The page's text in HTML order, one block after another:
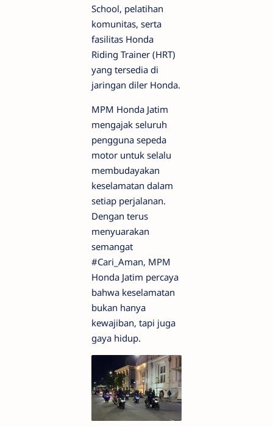
School, pelatihan
komunitas, serta
fasilitas Honda
Riding Trainer (HRT)
yang tersedia di
jaringan diler Honda.
MPM Honda Jatim
mengajak seluruh
pengguna sepeda
motor untuk selalu
membudayakan
keselamatan dalam
setiap perjalanan.
Dengan terus
menyuarakan
semangat
#Cari_Aman, MPM
Honda Jatim percaya
bahwa keselamatan
bukan hanya
kewajiban, tapi juga
gaya hidup.